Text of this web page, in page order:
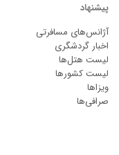
پیشنهاد
آژانس‌های مسافرتی
اخبار گردشگری
لیست هتل‌ها
لیست کشورها
ویزاها
صرافی‌ها